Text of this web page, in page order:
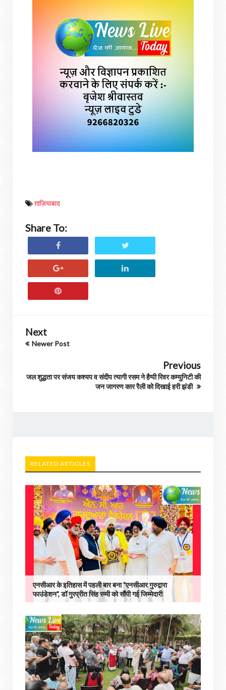
ग़ाज़ियाबाद
Share To:
Next
Newer Post
Previous
जल शुद्धता पर संजय कश्यप व संदीप त्यागी रसम ने हैप्पी रिवर कम्युनिटी की
जन जागरण कार रैली को दिखाई हरी झंडी
RELATED ARTICLES
एनसीआर के इतिहास में पहली बार बना "एनसीआर गुरुद्वारा
फाउंडेशन", डॉ गुरप्रीत सिंह रम्मी को सौंपी गई जिम्मेदारी